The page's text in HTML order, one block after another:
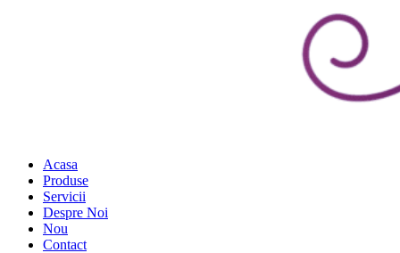
Acasa
Produse
Servicii
Despre Noi
Nou
Contact